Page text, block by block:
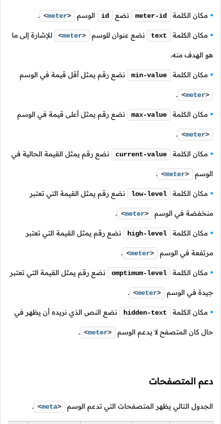
مكان الكلمة meter-id نضع id الوسم <meter>
.
مكان الكلمة text نضع عنوان للوسم <meter> للإشارة إلى ما
هو الهدف منه.
مكان الكلمة min-value نضع رقم يمثل أقل قيمة في الوسم
<meter>
.
مكان الكلمة max-value نضع رقم يمثل أعلى قيمة في الوسم
<meter>
.
مكان الكلمة current-value نضع رقم يمثل القيمة الحالية في
الوسم <meter>
.
مكان الكلمة low-level نضع رقم يمثل القيمة التي تعتبر
منخفضة في الوسم <meter>
.
مكان الكلمة high-level نضع رقم يمثل القيمة التي تعتبر
مرتفعة في الوسم <meter>
.
مكان الكلمة omptimum-level نضع رقم يمثل القيمة التي تعتبر
جيدة في الوسم <meter>
.
مكان الكلمة hidden-text نضع النص الذي نريده أن يظهر في
حال كان المتصفح لا يدعم الوسم <meter>
.
دعم المتصفحات
الجدول التالي يظهر المتصفحات التي تدعم الوسم <meta>
.